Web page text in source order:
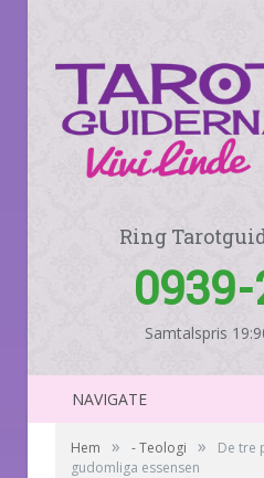
Ring
Samtalspris
NAVIGATE
Hem » - Teologi »
De tre
gudomliga essensen